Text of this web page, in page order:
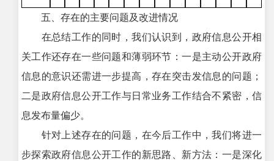
五、存在的主要问题及改进情况
在总结工作的同时，我们认识到，政府信息公开相
关工作还存在一些问题和薄弱环节：一是主动公开政府
信息的意识还需进一步提高，存在突击发信息的问题；
二是政府信息公开工作与日常业务工作结合不紧密，信
息发布量偏少。
针对上述存在的问题，在今后工作中，我们将进一
步探索政府信息公开工作的新思路、新方法：一是深化